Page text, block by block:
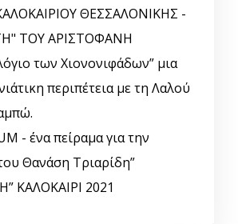
ΘΕΣΣΑΛΟΝΙΚΗΣ -
ΤΟΥ ΑΡΙΣΤΟΦΑΝΗ
των Χιονονιφάδων” μια
περιπέτεια με τη Λαλού
- ένα πείραμα για την
Θανάση Τριαρίδη”
ΚΑΛΟΚΑΙΡΙ 2021